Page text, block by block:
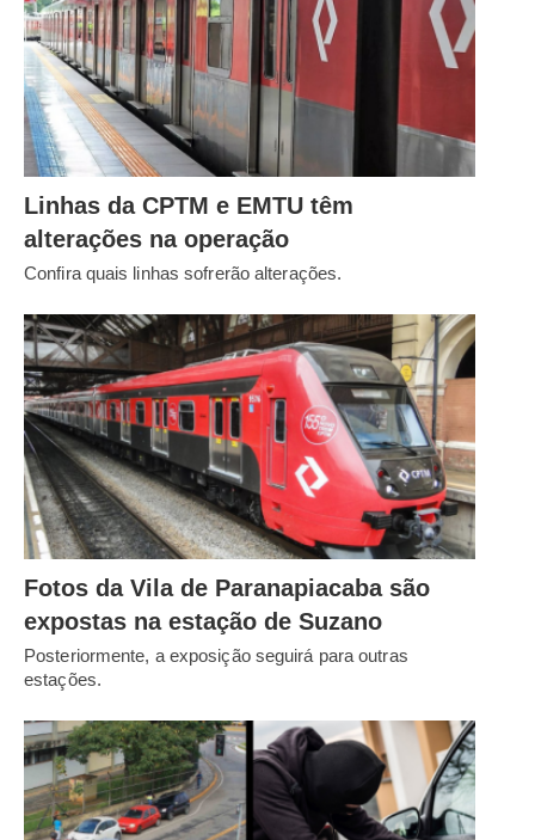
Linhas da CPTM e EMTU têm
alterações na operação
Confira quais linhas sofrerão alterações.
Fotos da Vila de Paranapiacaba são
expostas na estação de Suzano
Posteriormente, a exposição seguirá para outras
estações.